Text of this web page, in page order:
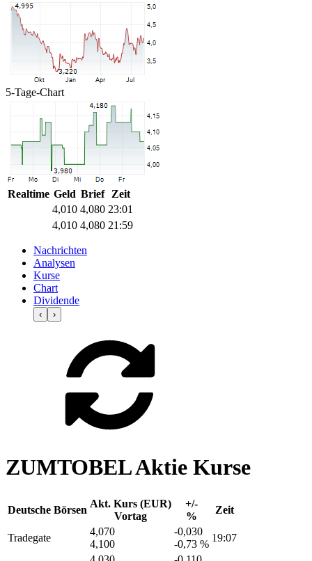
5-Tage-Chart
Realtime Geld Brief
Zeit
4,010 4,080 23:01
4,010 4,080 21:59
Nachrichten
Analysen
Kurse
Chart
Dividende
‹ ›
ZUMTOBEL Aktie Kurse
Deutsche Börsen
Akt. Kurs (EUR)
Vortag
+/-
%
Zeit
Tradegate
4,070
4,100
-0,030
-0,73 %
19:07